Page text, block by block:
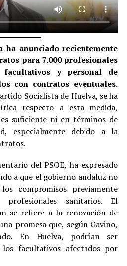
ha anunciado recientemente
para 7.000 profesionales
facultativos y personal de
con contratos eventuales.
Socialista de Huelva, se ha
respecto a esta medida,
suficiente ni en términos de
especialmente debido a la
del PSOE, ha expresado
a que el gobierno andaluz no
compromisos previamente
sanitarios. El
se refiere a la renovación de
promesa que, según Gaviño,
En Huelva, podrían ser
los facultativos afectados por